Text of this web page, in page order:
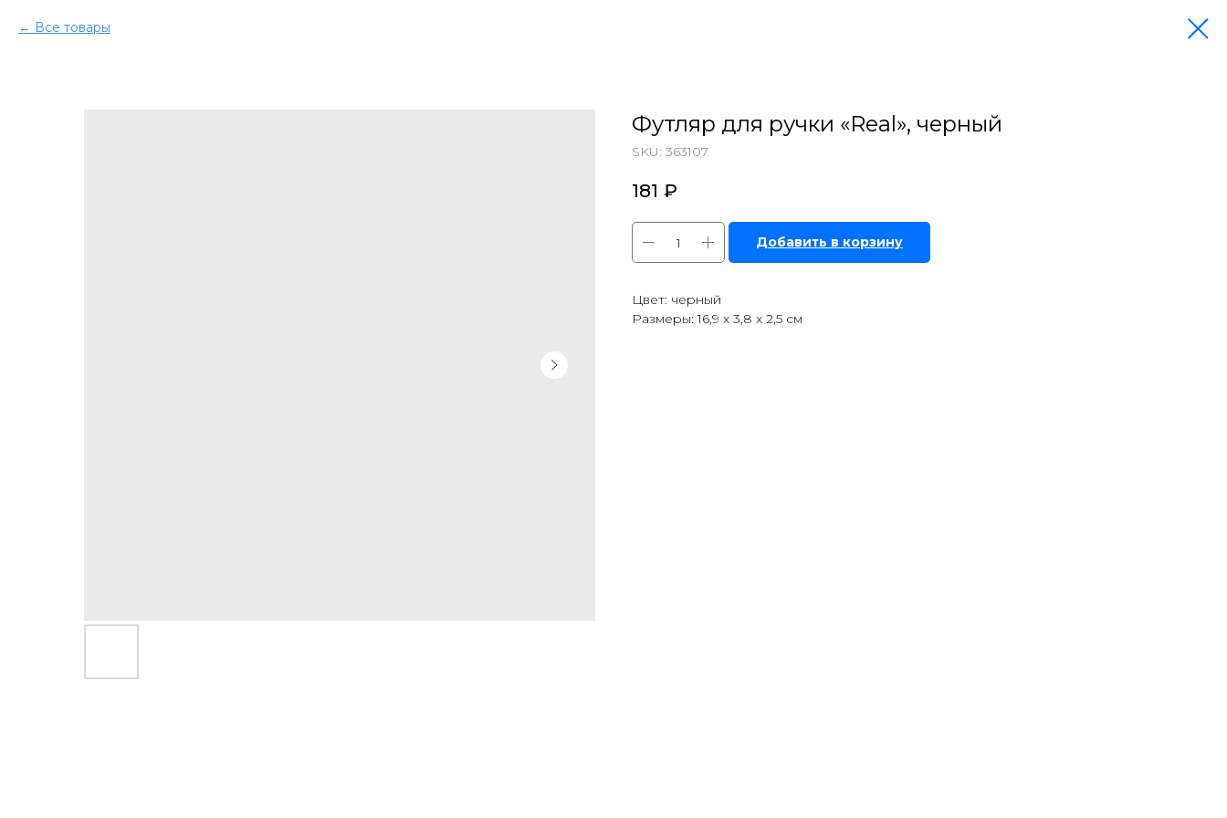
Все товары
Футляр для ручки «Real», черный
SKU: 363107
181 ₽
Добавить в корзину
Цвет: черный
Размеры: 16,9 х 3,8 х 2,5 см